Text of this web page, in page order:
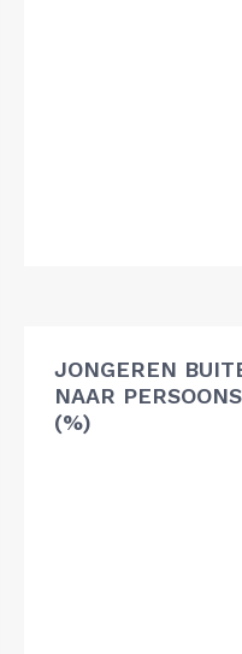
JONGEREN
NAAR
(%)